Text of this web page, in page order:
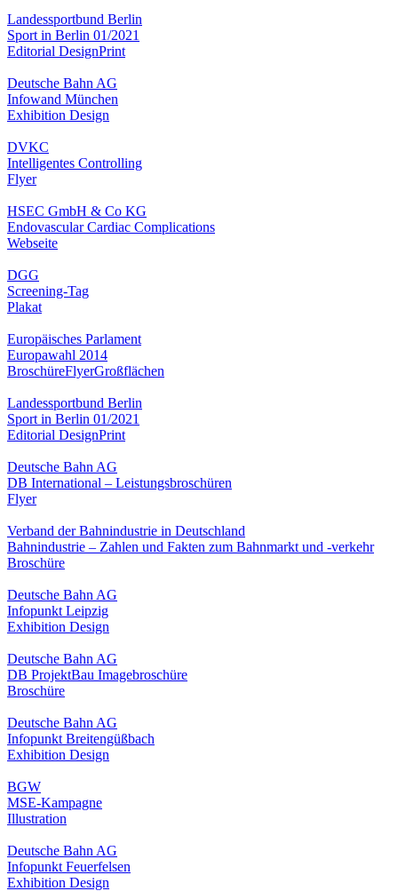
Landessportbund Berlin
Sport in Berlin 01/2021
Editorial DesignPrint
Deutsche Bahn AG
Infowand München
Exhibition Design
DVKC
Intelligentes Controlling
Flyer
HSEC GmbH & Co KG
Endovascular Cardiac Complications
Webseite
DGG
Screening-Tag
Plakat
Europäisches Parlament
Europawahl 2014
BroschüreFlyerGroßflächen
Landessportbund Berlin
Sport in Berlin 01/2021
Editorial DesignPrint
Deutsche Bahn AG
DB International – Leistungsbroschüren
Flyer
Verband der Bahnindustrie in Deutschland
Bahnindustrie – Zahlen und Fakten zum Bahnmarkt und -verkehr
Broschüre
Deutsche Bahn AG
Infopunkt Leipzig
Exhibition Design
Deutsche Bahn AG
DB ProjektBau Imagebroschüre
Broschüre
Deutsche Bahn AG
Infopunkt Breitengüßbach
Exhibition Design
BGW
MSE-Kampagne
Illustration
Deutsche Bahn AG
Infopunkt Feuerfelsen
Exhibition Design